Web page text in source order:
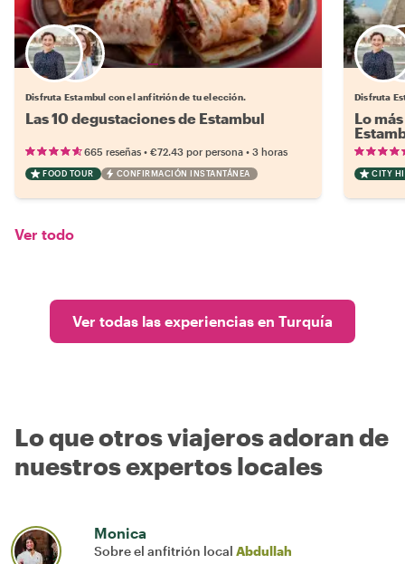
Elige tu local favorito
Disfruta Estambul con el anfitrión de tu elección.
Las 10 degustaciones de Estambul
665 reseñas • €72.43 por persona • 3 horas
FOOD TOUR CONFIRMACIÓN INSTANTÁNEA
Disfruta
Lo
CITY
Ver todo
Ver todas las experiencias en Turquía
Lo que otros viajeros adoran de
nuestros expertos locales
Monica
Sobre el anfitrión local Abdullah